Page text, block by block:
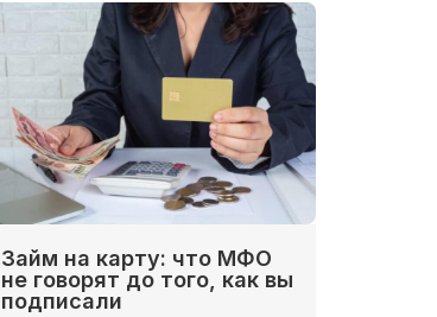
Займ на карту: что МФО
не говорят до того, как вы
подписали